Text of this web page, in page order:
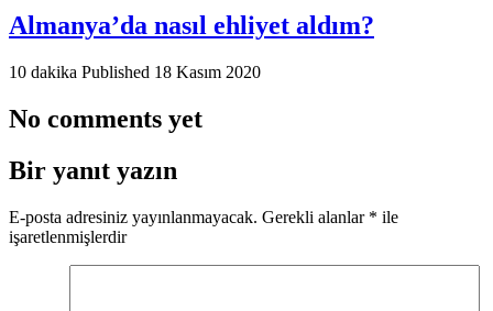
Almanya’da nasıl ehliyet aldım?
10 dakika Published 18 Kasım 2020
No comments yet
Bir yanıt yazın
E-posta adresiniz yayınlanmayacak. Gerekli alanlar * ile
işaretlenmişlerdir